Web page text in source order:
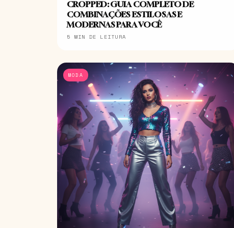
CROPPED: GUIA COMPLETO DE
COMBINAÇÕES ESTILOSAS E
MODERNAS PARA VOCÊ
5 MIN DE LEITURA
MODA